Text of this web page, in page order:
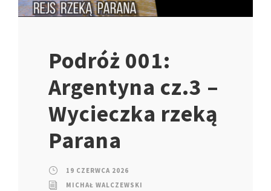
Podróż 001:
Argentyna cz.3 –
Wycieczka rzeką
Parana
19 CZERWCA 2026
MICHAŁ WALCZEWSKI